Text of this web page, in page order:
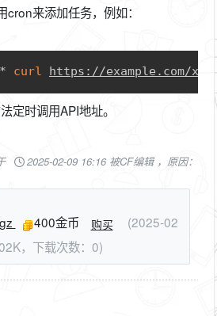
来添加任务，例如：
curl https://example.com/
Copy
定时调用API地址。
2025-02-09 16:16 被CF编辑 ，原因：
400金币 购买
(2025-02
，下载次数：0)